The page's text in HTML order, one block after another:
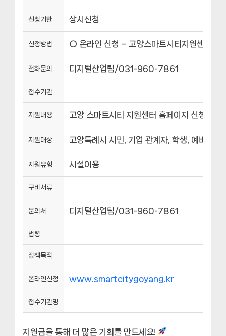
신청기한 상시신청
신청방법 ○ 온라인 신청 – 고양스마트시티지원센
전화문의 디지털산업팀/031-960-7861
접수기관
지원내용 고양 스마트시티 지원센터 홈페이지 신청자
지원대상 고양특례시 시민, 기업 관계자, 학생, 예비창업
지원유형 시설이용
구비서류
문의처 디지털산업팀/031-960-7861
법령
정책목적
온라인신청 www.smartcitygoyang.kr
접수기관명
지원금을 통해 더 많은 기회를 만드세요!